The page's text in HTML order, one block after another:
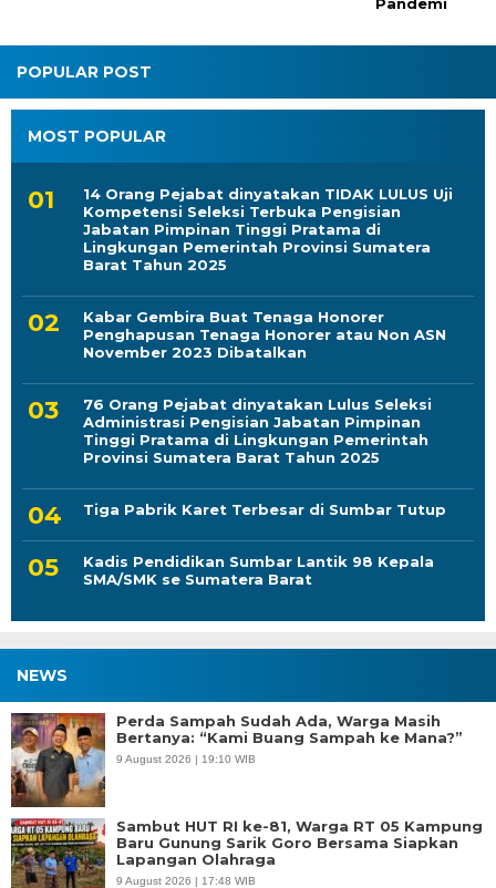
POPULAR POST
MOST POPULAR
14 Orang Pejabat dinyatakan TIDAK LULUS Uji
Kompetensi Seleksi Terbuka Pengisian
Jabatan Pimpinan Tinggi Pratama di
Lingkungan Pemerintah Provinsi Sumatera
Barat Tahun 2025
Kabar Gembira Buat Tenaga Honorer
Penghapusan Tenaga Honorer atau Non ASN
November 2023 Dibatalkan
76 Orang Pejabat dinyatakan Lulus Seleksi
Administrasi Pengisian Jabatan Pimpinan
Tinggi Pratama di Lingkungan Pemerintah
Provinsi Sumatera Barat Tahun 2025
Tiga Pabrik Karet Terbesar di Sumbar Tutup
Kadis Pendidikan Sumbar Lantik 98 Kepala
SMA/SMK se Sumatera Barat
NEWS
Perda Sampah Sudah Ada, Warga Masih
Bertanya: “Kami Buang Sampah ke Mana?”
9 August 2026 | 19:10 WIB
Sambut HUT RI ke-81, Warga RT 05 Kampung
Baru Gunung Sarik Goro Bersama Siapkan
Lapangan Olahraga
9 August 2026 | 17:48 WIB